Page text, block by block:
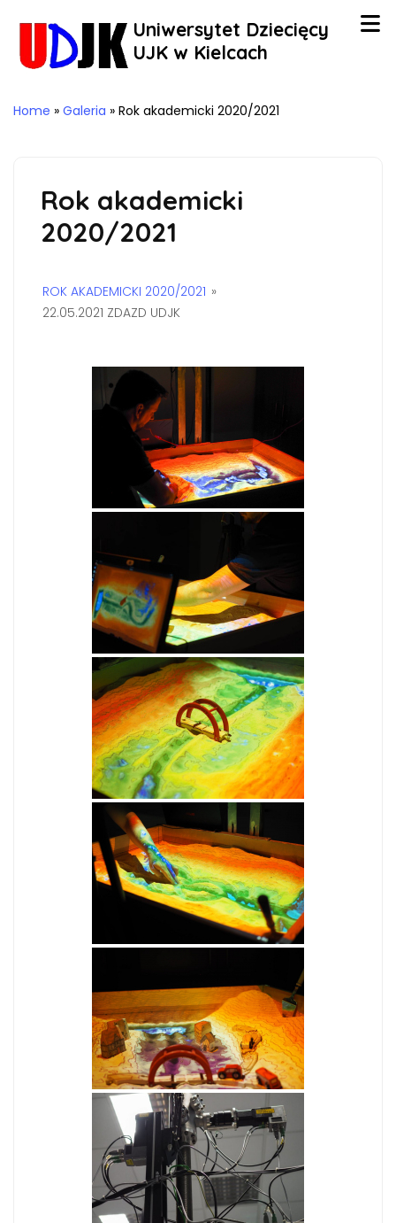
Uniwersytet Dziecięcy
UJK w Kielcach
Home » Galeria » Rok akademicki 2020/2021
Rok akademicki
2020/2021
ROK AKADEMICKI 2020/2021 »
22.05.2021 ZDAZD UDJK